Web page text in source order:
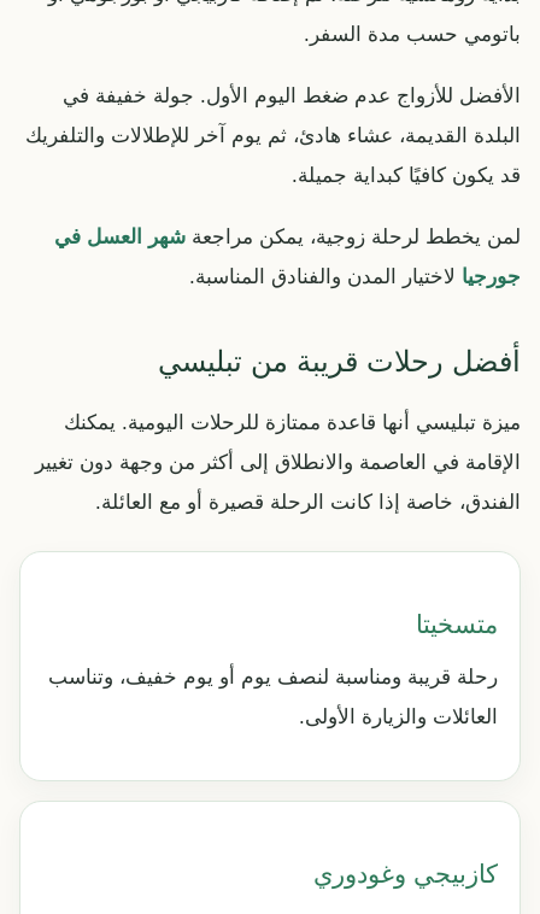
باتومي حسب مدة السفر.
الأفضل للأزواج عدم ضغط اليوم الأول. جولة خفيفة في
البلدة القديمة، عشاء هادئ، ثم يوم آخر للإطلالات والتلفريك
قد يكون كافيًا كبداية جميلة.
لمن يخطط لرحلة زوجية، يمكن مراجعة شهر العسل في
جورجيا لاختيار المدن والفنادق المناسبة.
أفضل رحلات قريبة من تبليسي
ميزة تبليسي أنها قاعدة ممتازة للرحلات اليومية. يمكنك
الإقامة في العاصمة والانطلاق إلى أكثر من وجهة دون تغيير
الفندق، خاصة إذا كانت الرحلة قصيرة أو مع العائلة.
متسخيتا
رحلة قريبة ومناسبة لنصف يوم أو يوم خفيف، وتناسب
العائلات والزيارة الأولى.
كازبيجي وغودوري